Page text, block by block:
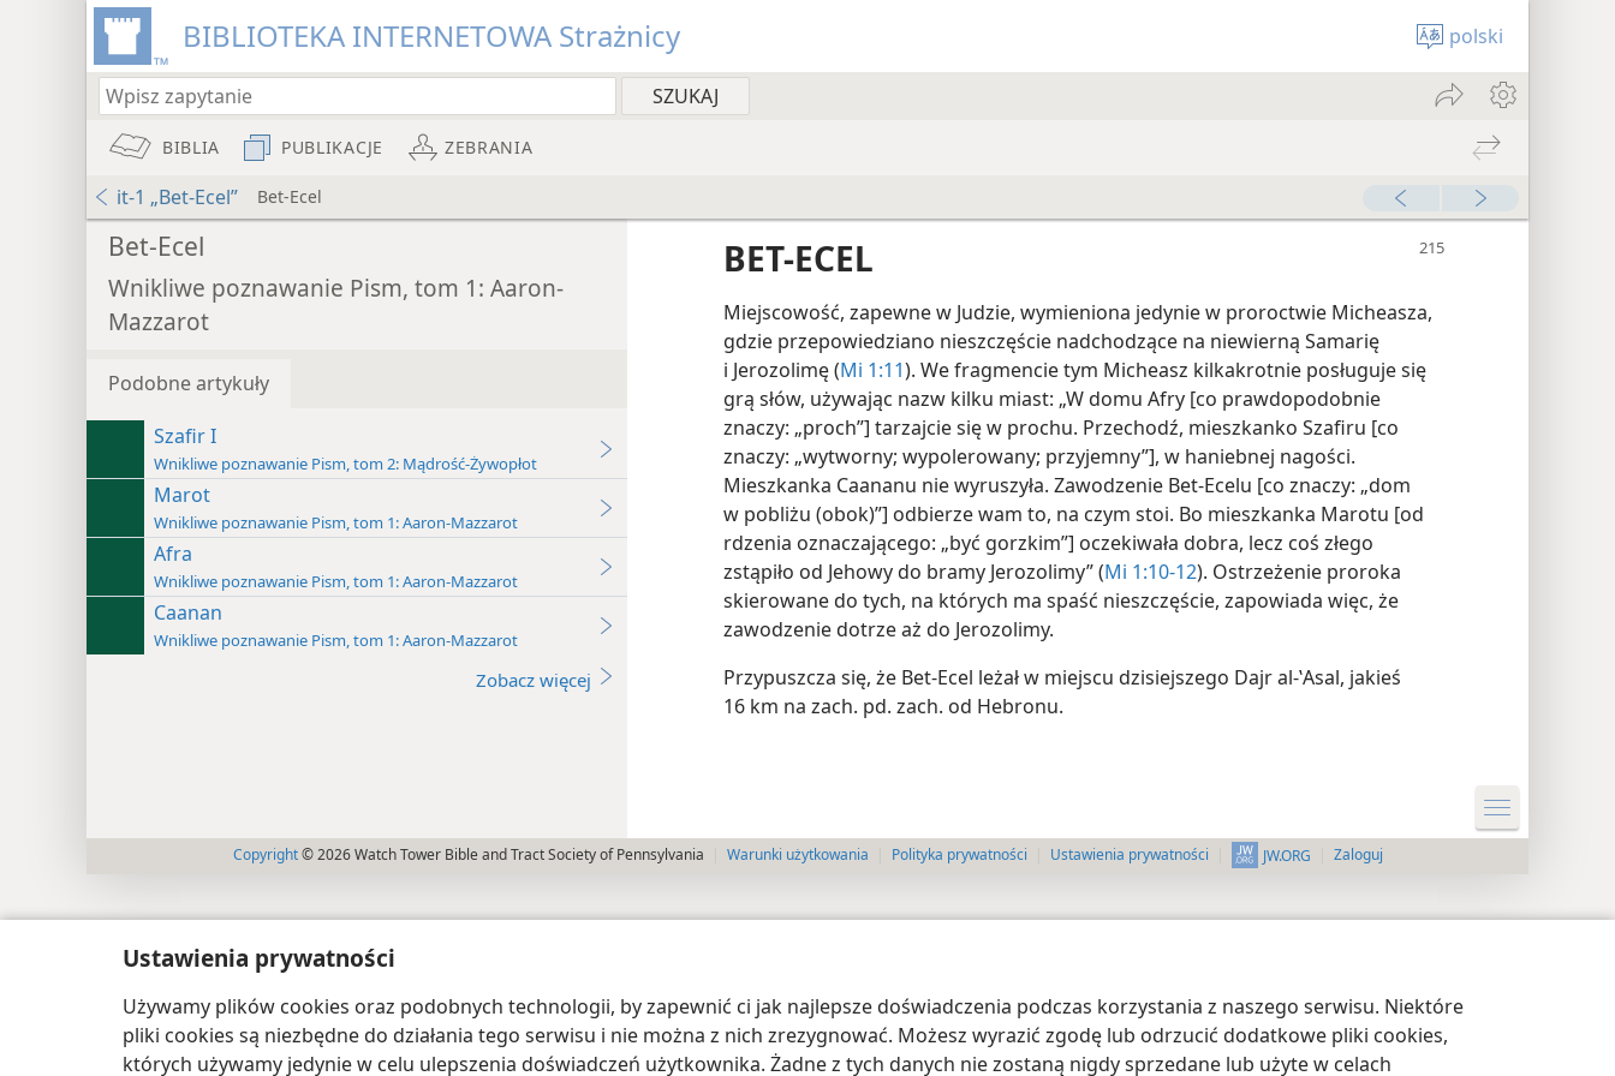
Ustawienia prywatności
Używamy plików cookies oraz podobnych technologii, by zapewnić ci jak najlepsze doświadczenia podczas korzystania z naszego serwisu. Niektóre
pliki cookies są niezbędne do działania tego serwisu i nie można z nich zrezygnować. Możesz wyrazić zgodę lub odrzucić dodatkowe pliki cookies,
których używamy jedynie w celu ulepszenia doświadczeń użytkownika. Żadne z tych danych nie zostaną nigdy sprzedane lub użyte w celach
BIBLIOTEKA INTERNETOWA Strażnicy polski
BIBLIA PUBLIKACJE ZEBRANIA
it-1 „Bet-Ecel” Bet-Ecel
Bet-Ecel
Wnikliwe poznawanie Pism, tom 1: Aaron-
Mazzarot
Podobne artykuły
Szafir I
Wnikliwe poznawanie Pism, tom 2: Mądrość-Żywopłot
Marot
Wnikliwe poznawanie Pism, tom 1: Aaron-Mazzarot
Afra
Wnikliwe poznawanie Pism, tom 1: Aaron-Mazzarot
Caanan
Wnikliwe poznawanie Pism, tom 1: Aaron-Mazzarot
Zobacz więcej
BET-ECEL
Miejscowość, zapewne w Judzie, wymieniona jedynie w proroctwie Micheasza,
gdzie przepowiedziano nieszczęście nadchodzące na niewierną Samarię
i Jerozolimę (Mi 1:11). We fragmencie tym Micheasz kilkakrotnie posługuje się
grą słów, używając nazw kilku miast: „W domu Afry [co prawdopodobnie
znaczy: „proch”] tarzajcie się w prochu. Przechodź, mieszkanko Szafiru [co
znaczy: „wytworny; wypolerowany; przyjemny”], w haniebnej nagości.
Mieszkanka Caananu nie wyruszyła. Zawodzenie Bet-Ecelu [co znaczy: „dom
w pobliżu (obok)”] odbierze wam to, na czym stoi. Bo mieszkanka Marotu [od
rdzenia oznaczającego: „być gorzkim”] oczekiwała dobra, lecz coś złego
zstąpiło od Jehowy do bramy Jerozolimy” (Mi 1:10-12). Ostrzeżenie proroka
skierowane do tych, na których ma spaść nieszczęście, zapowiada więc, że
zawodzenie dotrze aż do Jerozolimy.
Przypuszcza się, że Bet-Ecel leżał w miejscu dzisiejszego Dajr al-ʽAsal, jakieś
16 km na zach. pd. zach. od Hebronu.
Copyright © 2026 Watch Tower Bible and Tract Society of Pennsylvania Warunki użytkowania Polityka prywatności Ustawienia prywatności JW.ORG Zaloguj